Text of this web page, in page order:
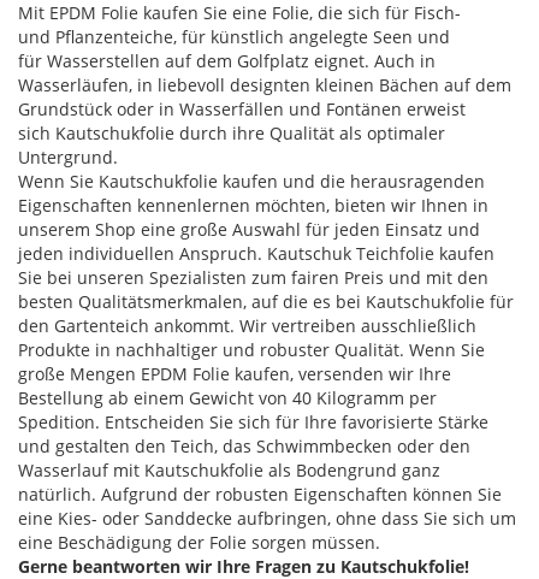
Mit EPDM Folie kaufen Sie eine Folie, die sich für Fisch-
und Pflanzenteiche, für künstlich angelegte Seen und
für Wasserstellen auf dem Golfplatz eignet. Auch in
Wasserläufen, in liebevoll designten kleinen Bächen auf dem
Grundstück oder in Wasserfällen und Fontänen erweist
sich Kautschukfolie durch ihre Qualität als optimaler
Untergrund.
Wenn Sie Kautschukfolie kaufen und die herausragenden
Eigenschaften kennenlernen möchten, bieten wir Ihnen in
unserem Shop eine große Auswahl für jeden Einsatz und
jeden individuellen Anspruch. Kautschuk Teichfolie kaufen
Sie bei unseren Spezialisten zum fairen Preis und mit den
besten Qualitätsmerkmalen, auf die es bei Kautschukfolie für
den Gartenteich ankommt. Wir vertreiben ausschließlich
Produkte in nachhaltiger und robuster Qualität. Wenn Sie
große Mengen EPDM Folie kaufen, versenden wir Ihre
Bestellung ab einem Gewicht von 40 Kilogramm per
Spedition. Entscheiden Sie sich für Ihre favorisierte Stärke
und gestalten den Teich, das Schwimmbecken oder den
Wasserlauf mit Kautschukfolie als Bodengrund ganz
natürlich. Aufgrund der robusten Eigenschaften können Sie
eine Kies- oder Sanddecke aufbringen, ohne dass Sie sich um
eine Beschädigung der Folie sorgen müssen.
Gerne beantworten wir Ihre Fragen zu Kautschukfolie!